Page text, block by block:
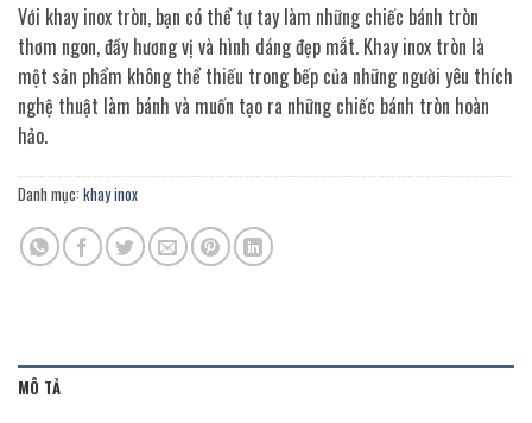
Với khay inox tròn, bạn có thể tự tay làm những chiếc bánh tròn
thơm ngon, đầy hương vị và hình dáng đẹp mắt. Khay inox tròn là
một sản phẩm không thể thiếu trong bếp của những người yêu thích
nghệ thuật làm bánh và muốn tạo ra những chiếc bánh tròn hoàn
hảo.
Danh mục: khay inox
MÔ TẢ